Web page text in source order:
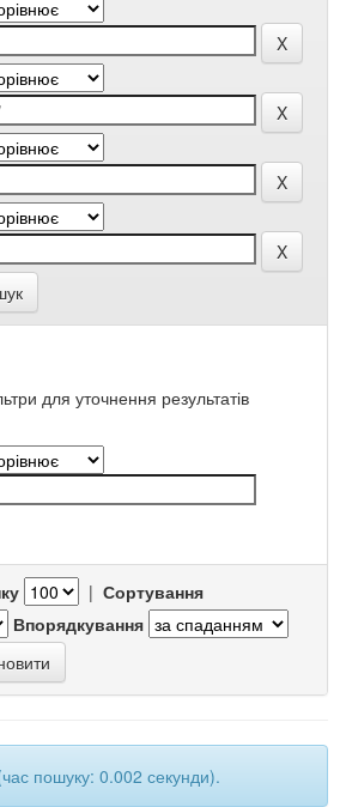
для уточнення результатів
| Сортування
Впорядкування
пошуку: 0.002 секунди).